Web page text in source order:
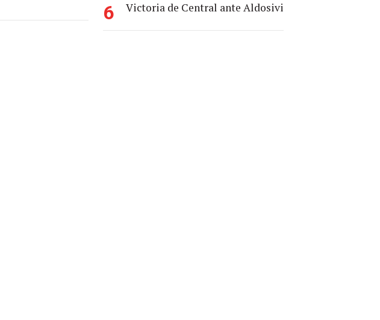
6 Victoria de Central ante Aldosivi